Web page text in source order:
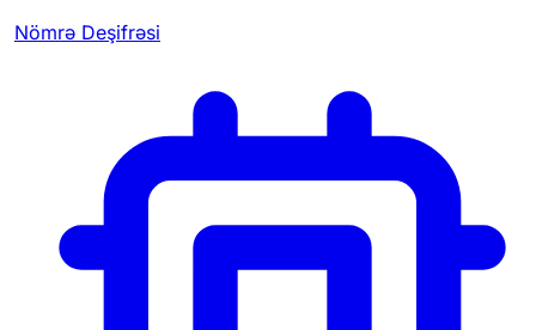
Nömrə Deşifrəsi